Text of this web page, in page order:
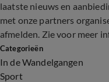
laatste nieuws en
met onze partners
afmelden. Zie voor meer
Categorieën
In de Wandelgangen
Sport